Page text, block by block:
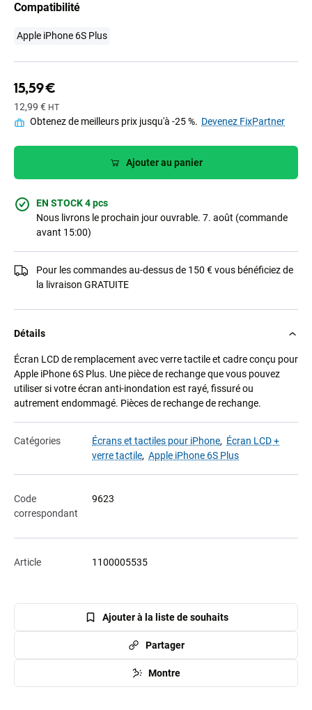
Compatibilité
Apple iPhone 6S Plus
15,59 €
12,99 € HT
Obtenez de meilleurs prix jusqu'à -25 %. Devenez FixPartner
Ajouter au panier
EN STOCK 4 pcs
Nous livrons le prochain jour ouvrable. 7. août (commande
avant 15:00)
Pour les commandes au-dessus de 150 € vous bénéficiez de
la livraison GRATUITE
Détails
Écran LCD de remplacement avec verre tactile et cadre conçu pour
Apple iPhone 6S Plus. Une pièce de rechange que vous pouvez
utiliser si votre écran anti-inondation est rayé, fissuré ou
autrement endommagé. Pièces de rechange de rechange.
Catégories Écrans et tactiles pour iPhone, Écran LCD +
verre tactile, Apple iPhone 6S Plus
Code
correspondant
9623
Article 1100005535
Ajouter à la liste de souhaits
Partager
Montre